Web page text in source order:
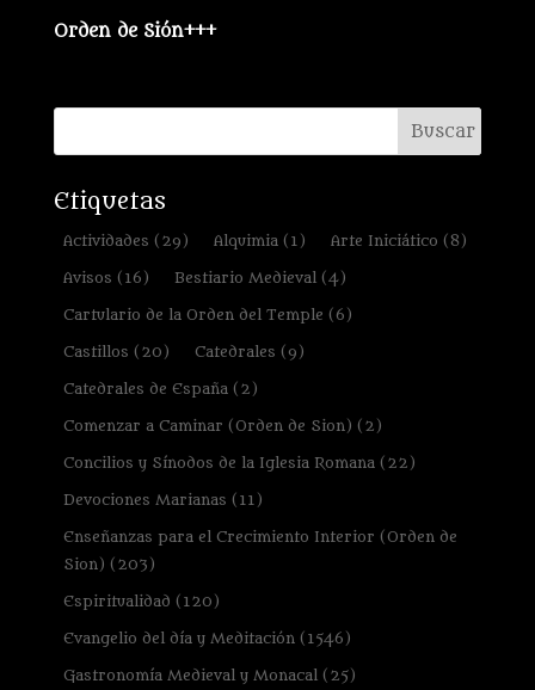
Orden de Sión+++
Etiquetas
Actividades (29) Alquimia(1) Arte Iniciático (8)
Avisos (16) Bestiario Medieval(4)
Cartulario de la Orden del Temple (6)
Castillos (20) Catedrales (9)
Catedrales de España(2)
Comenzar a Caminar (Orden de Sion) (2)
Concilios y Sínodos de la Iglesia Romana(22)
Devociones Marianas (11)
Enseñanzas para el Crecimiento Interior (Orden de
Sion) (203)
Espiritualidad (120)
Evangelio del día y Meditación(1546)
Gastronomía Medieval y Monacal(25)